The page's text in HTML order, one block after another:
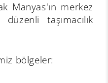
Manyas'ın merkez
taşımacılık
bölgeler: